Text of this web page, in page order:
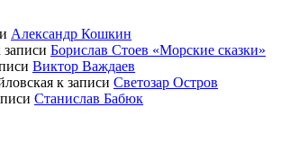
Александр Кошкин
записи Борислав Стоев «Морские сказки»
Виктор Важдаев
к записи Светозар Остров
Станислав Бабюк